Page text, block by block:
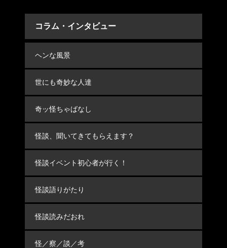
コラム・インタビュー
ヘンな風景
世にも奇妙な人達
奇ッ怪ちゃばなし
怪談、聞いてきてもらえます？
怪談イベント初心者が行く！
怪談語りがたり
怪談読みだおれ
怪／察／談／考